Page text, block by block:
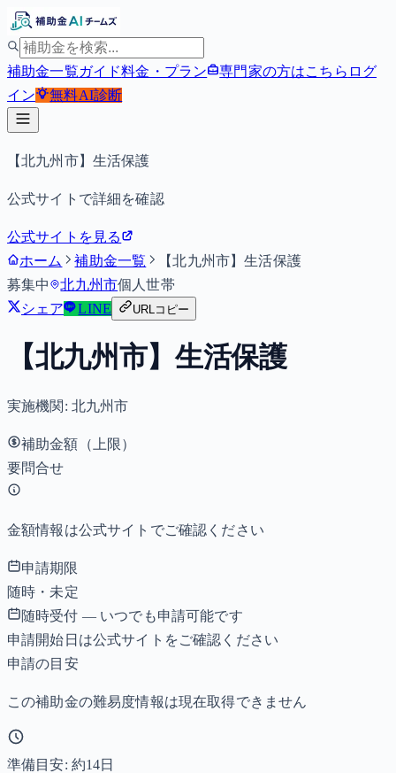
補助金一覧ガイド料金・プラン 専門家の方はこちら ログ
イン
無料AI診断
【北九州市】生活保護
公式サイトで詳細を確認
公式サイトを見る
ホーム
補助金一覧
【北九州市】生活保護
募集中
北九州市個人世帯
シェア
LINE URLコピー
【北九州市】生活保護
実施機関: 北九州市
補助金額（上限）
要問合せ
金額情報は公式サイトでご確認ください
申請期限
随時・未定
随時受付 — いつでも申請可能です
申請開始日は公式サイトをご確認ください
申請の目安
この補助金の難易度情報は現在取得できません
準備目安: 約14日